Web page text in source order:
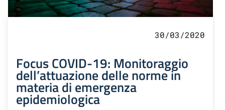
30/03/2020
Focus COVID-19: Monitoraggio
dell’attuazione delle norme in
materia di emergenza
epidemiologica